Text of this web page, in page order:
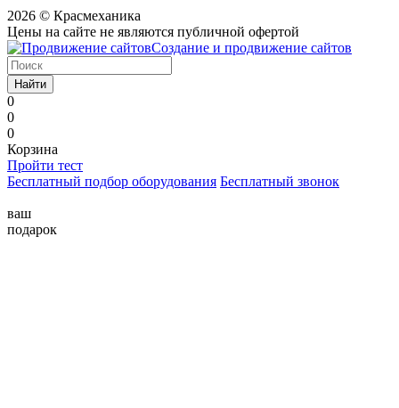
2026 © Красмеханика
Цены на сайте не являются публичной офертой
Создание и продвижение сайтов
Найти
0
0
0
Корзина
Пройти тест
Бесплатный подбор оборудования Бесплатный звонок
ваш
подарок